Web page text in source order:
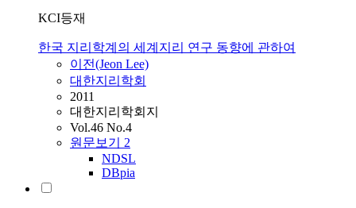
KCI등재
한국 지리학계의 세계지리 연구 동향에 관하여
이전(Jeon Lee)
대한지리학회
2011
대한지리학회지
Vol.46 No.4
원문보기 2
NDSL
DBpia